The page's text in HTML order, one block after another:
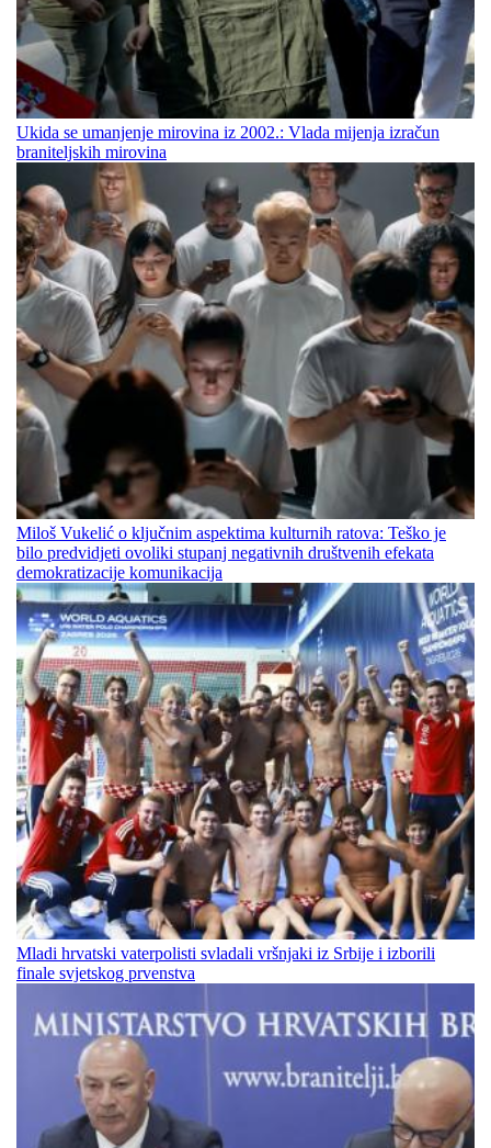
Ukida se umanjenje mirovina iz 2002.: Vlada mijenja izračun
braniteljskih mirovina
Miloš Vukelić o ključnim aspektima kulturnih ratova: Teško je
bilo predvidjeti ovoliki stupanj negativnih društvenih efekata
demokratizacije komunikacija
Mladi hrvatski vaterpolisti svladali vršnjaki iz Srbije i izborili
finale svjetskog prvenstva